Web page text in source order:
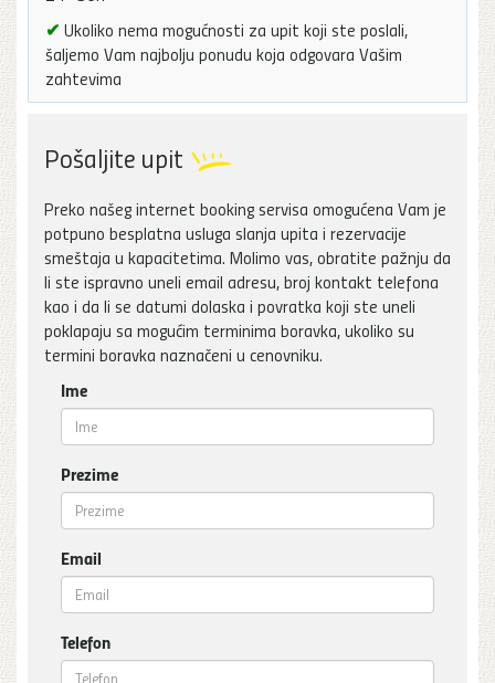
✔ Ukoliko nema mogućnosti za upit koji ste poslali,
šaljemo Vam najbolju ponudu koja odgovara Vašim
zahtevima
Pošaljite upit
Preko našeg internet booking servisa omogućena Vam je
potpuno besplatna usluga slanja upita i rezervacije
smeštaja u kapacitetima. Molimo vas, obratite pažnju da
li ste ispravno uneli email adresu, broj kontakt telefona
kao i da li se datumi dolaska i povratka koji ste uneli
poklapaju sa mogućim terminima boravka, ukoliko su
termini boravka naznačeni u cenovniku.
Ime
Prezime
Email
Telefon